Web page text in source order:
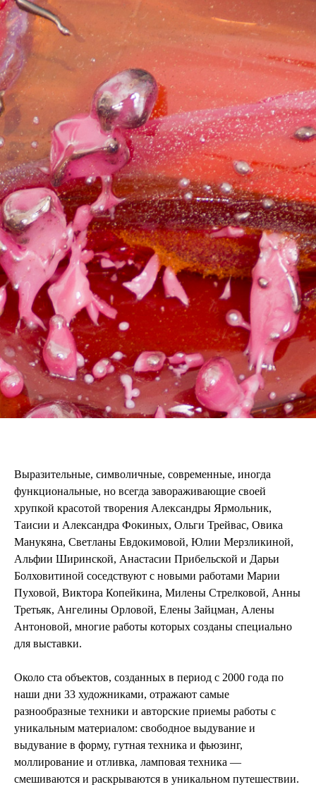
Выразительные, символичные, современные, иногда
функциональные, но всегда завораживающие своей
хрупкой красотой творения Александры Ярмольник,
Таисии и Александра Фокиных, Ольги Трейвас, Овика
Манукяна, Светланы Евдокимовой, Юлии Мерзликиной,
Альфии Ширинской, Анастасии Прибельской и Дарьи
Болховитиной соседствуют с новыми работами Марии
Пуховой, Виктора Копейкина, Милены Стрелковой, Анны
Третьяк, Ангелины Орловой, Елены Зайцман, Алены
Антоновой, многие работы которых созданы специально
для выставки.
Около ста объектов, созданных в период с 2000 года по
наши дни 33 художниками, отражают самые
разнообразные техники и авторские приемы работы с
уникальным материалом: свободное выдувание и
выдувание в форму, гутная техника и фьюзинг,
моллирование и отливка, ламповая техника —
смешиваются и раскрываются в уникальном путешествии.